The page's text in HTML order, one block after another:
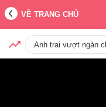
VỀ TRANG CHỦ
Anh trai vượt ngàn